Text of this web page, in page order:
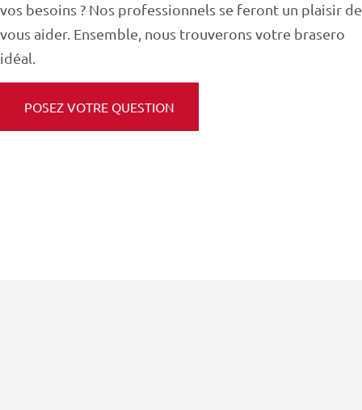
vos besoins ? Nos professionnels se feront un plaisir de
vous aider. Ensemble, nous trouverons votre brasero
idéal.
POSEZ VOTRE QUESTION